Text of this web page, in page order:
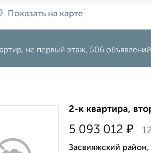
Показать на карте
не первый этаж, 506 объявлений
2-к квартира,
5 093 012 ₽
Засвияжский